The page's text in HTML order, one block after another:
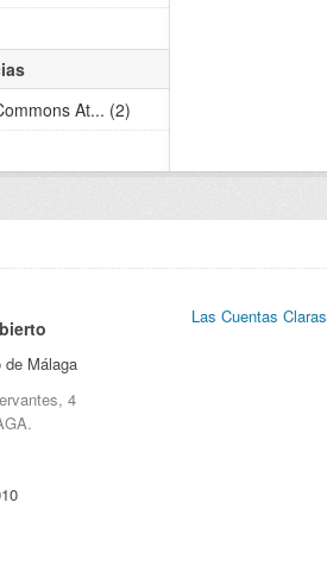
At... (2)
Málaga
4
Las Cuentas Claras